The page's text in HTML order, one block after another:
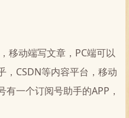
移动端写文章，PC端可以
，CSDN等内容平台，移动
一个订阅号助手的APP，